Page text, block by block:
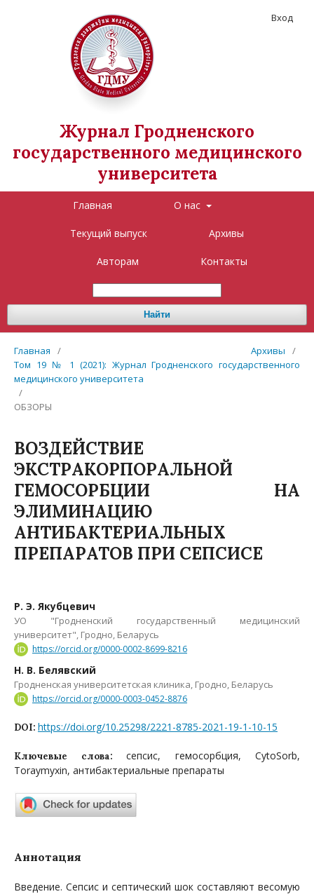
Журнал Гродненского
государственного медицинского
университета
Главная О нас
Текущий выпуск Архивы
Авторам Контакты
Найти
Вход
Главная / Архивы
/
Том 19 № 1 (2021): Журнал Гродненского государственного
медицинского университета
/
ОБЗОРЫ
ВОЗДЕЙСТВИЕ
ЭКСТРАКОРПОРАЛЬНОЙ
ГЕМОСОРБЦИИ НА
ЭЛИМИНАЦИЮ
АНТИБАКТЕРИАЛЬНЫХ
ПРЕПАРАТОВ ПРИ СЕПСИСЕ
Р. Э. Якубцевич
УО "Гродненский государственный медицинский
университет", Гродно, Беларусь
https://orcid.org/0000-0002-8699-8216
Н. В. Белявский
Гродненская университетская клиника, Гродно, Беларусь
https://orcid.org/0000-0003-0452-8876
DOI: https://doi.org/10.25298/2221-8785-2021-19-1-10-15
Ключевые слова: сепсис, гемосорбция, CytoSorb,
Toraymyxin, антибактериальные препараты
Аннотация
Введение. Сепсис и септический шок составляют весомую